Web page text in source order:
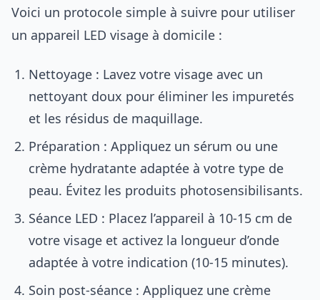
Voici un protocole simple à suivre pour utiliser
un appareil LED visage à domicile :
Nettoyage : Lavez votre visage avec un
nettoyant doux pour éliminer les impuretés
et les résidus de maquillage.
Préparation : Appliquez un sérum ou une
crème hydratante adaptée à votre type de
peau. Évitez les produits photosensibilisants.
Séance LED : Placez l’appareil à 10-15 cm de
votre visage et activez la longueur d’onde
adaptée à votre indication (10-15 minutes).
Soin post-séance : Appliquez une crème